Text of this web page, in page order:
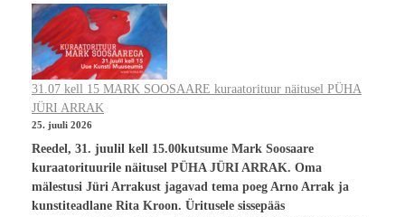
31.07 kell 15 MARK SOOSAARE kuraatorituur näitusel PÜHA
JÜRI ARRAK
25. juuli 2026
Reedel, 31. juulil kell 15.00kutsume Mark Soosaare
kuraatorituurile näitusel PÜHA JÜRI ARRAK. Oma
mälestusi Jüri Arrakust jagavad tema poeg Arno Arrak ja
kunstiteadlane Rita Kroon. Üritusele sissepääs